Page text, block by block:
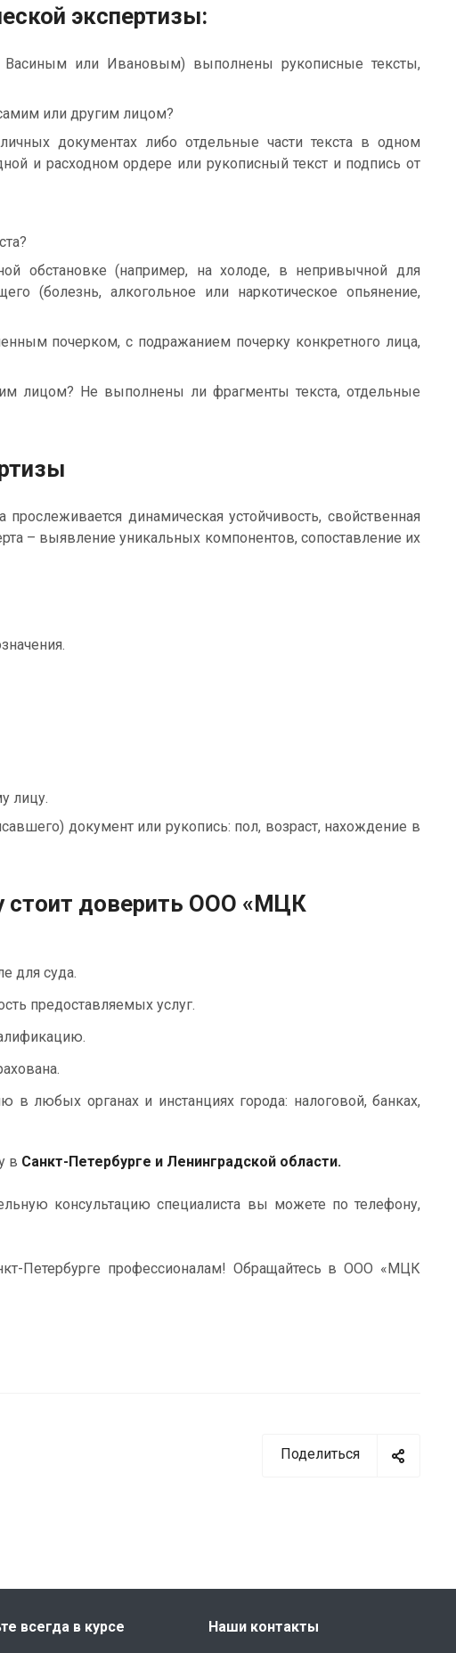
экспертизы:
или Ивановым) выполнены рукописные тексты,
или другим лицом?
документах либо отдельные части текста в одном
и расходном ордере или рукописный текст и подпись от
обстановке (например, на холоде, в непривычной для
(болезнь, алкогольное или наркотическое опьянение,
почерком, с подражанием почерку конкретного лица,
лицом? Не выполнены ли фрагменты текста, отдельные
динамическая устойчивость, свойственная
– выявление уникальных компонентов, сопоставление их
лицу.
документ или рукопись: пол, возраст, нахождение в
стоит доверить ООО «МЦК
для суда.
предоставляемых услуг.
любых органах и инстанциях города: налоговой, банках,
в Санкт-Петербурге и Ленинградской области.
консультацию специалиста вы можете по телефону,
Петербурге профессионалам! Обращайтесь в ООО «МЦК
Поделиться
всегда в курсе
Наши контакты